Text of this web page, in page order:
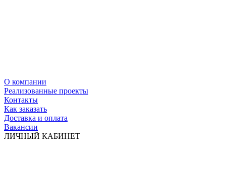
О компании
Реализованные проекты
Контакты
Как заказать
Доставка и оплата
Вакансии
ЛИЧНЫЙ КАБИНЕТ